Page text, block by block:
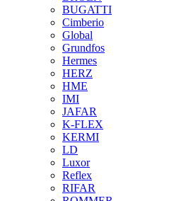
BUGATTI
Cimberio
Global
Grundfos
Hermes
HERZ
HME
IMI
JAFAR
K-FLEX
KERMI
LD
Luxor
Reflex
RIFAR